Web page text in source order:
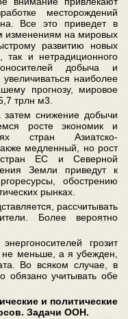
месторождений
Все это приведет в
изменениям на мировых
развитию новых
так и нетрадиционного
добыча и
наиболее
прогнозу, мировое
трлн м3.
затем снижение добычи
росте экономик и
стран Азиатско-
медленный, но рост
стран ЕС и Северной
Земли приведут к
обострению
рынках.
рассчитывать
Более вероятно
грозит
не меньше, а я убежден,
Во всяком случае, в
обязано учитывать обе
и политические
Задачи ООН.